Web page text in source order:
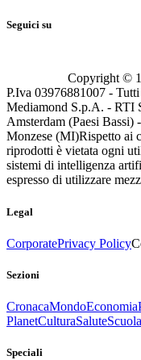
Seguici su
Copyright ©
P.Iva 03976881007 -
Mediamond S.p.A. - RTI
Amsterdam (Paesi
Monzese (MI)Rispetto ai
riprodotti è vietata ogni
sistemi di intelligenza
espresso di utilizzare
Legal
CorporatePrivacy Policy
Sezioni
CronacaMondoEconomia
PlanetCulturaSaluteScuola
Speciali